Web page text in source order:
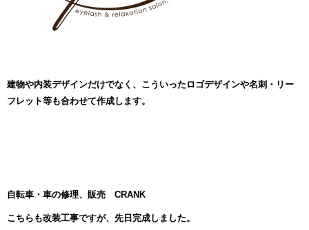
建物や内装デザインだけでなく、こういったロゴデザインや名刺・リー
フレット等も合わせて作成します。
自転車・車の修理、販売 CRANK
こちらも改装工事ですが、先日完成しました。